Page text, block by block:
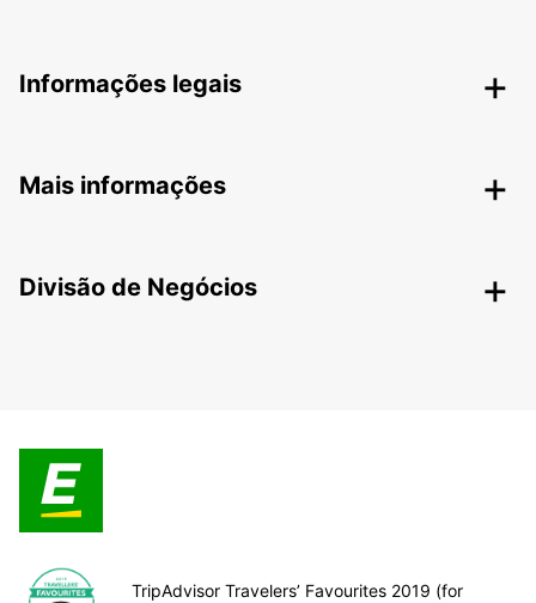
Informações legais
Mais informações
Divisão de Negócios
TripAdvisor Travelers’ Favourites 2019 (for